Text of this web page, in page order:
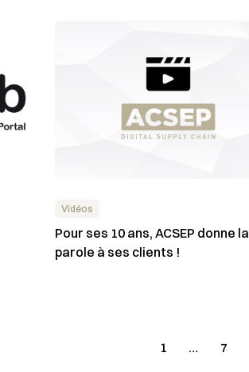
Vidéos
Pour ses 10 ans, ACSEP donne la
parole à ses clients !
1 … 7